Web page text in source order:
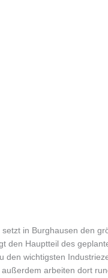
setzt in Burghausen den
den Hauptteil des
den wichtigsten
arbeiten dort